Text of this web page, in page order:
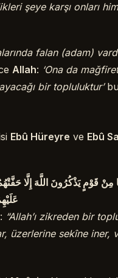
şeye karşı onları
falan (adam)
Allah: ‘Ona da
bir topluluktur’
Ebû Hüreyre ve Ebû
قَوْمٍ يَذْكُرُونَ اللَّهَ إِلَّا
“Allah’ı zikreden bir
üzerlerine sekîne